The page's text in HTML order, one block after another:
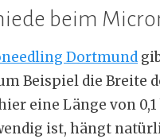
beim
Dortmund
Beispiel die Breite
eine Länge von
ist, hängt